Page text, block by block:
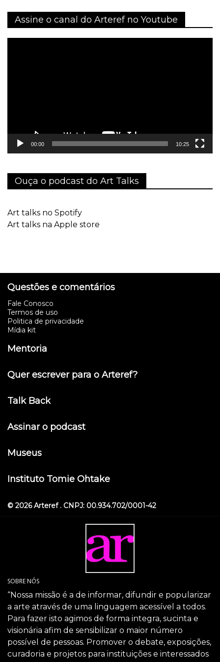
Assine o canal do Arteref no Youtube
00:00 10:25
Ouça o podcast do Art Talks
Art talks no Spotify
Art talks na Apple store
Questões e comentários
Fale Conosco
Termos de uso
Politica de privacidade
Mídia kit
Mentoria
Quer escrever para o Arteref?
Talk Back
Assinar o podcast
Museus
Instituto Tomie Ohtake
© 2026 Arteref . CNPJ: 00.934.702/0001-42
SOBRE NÓS
“Nossa missão é a de informar, difundir e popularizar
a arte através de uma linguagem acessível a todos.
Para fazer isto agimos de forma integra, sucinta e
visionária afim de sensibilizar o maior número
possível de pessoas. Promover o debate, exposições,
curadoria e projetos para instituições e interessados